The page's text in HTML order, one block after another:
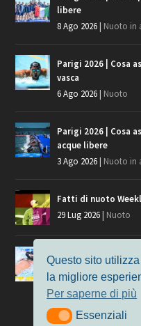
libere
8 Ago 2026| Nuoto in
Parigi 2026 | Cosa
vasca
6 Ago 2026| Nuoto
Parigi 2026 | Cosa
acque libere
3 Ago 2026| Nuoto in
Fatti di nuoto
29 Lug 2026| Nuoto
Giochi del
9 Lug 2026
Nuoto
Questo sito
la migliore
Per saperne di più
EssenzialiEssenziali